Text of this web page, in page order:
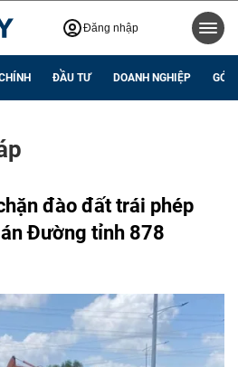
Đăng nhập
ĐẦU TƯ DOANH NGHIỆP GÓC
đào đất trái phép
Đường tỉnh 878